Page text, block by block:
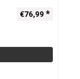
€76,99